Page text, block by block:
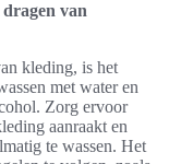
van
kleding, is het
met water en
Zorg ervoor
aanraakt en
te wassen. Het